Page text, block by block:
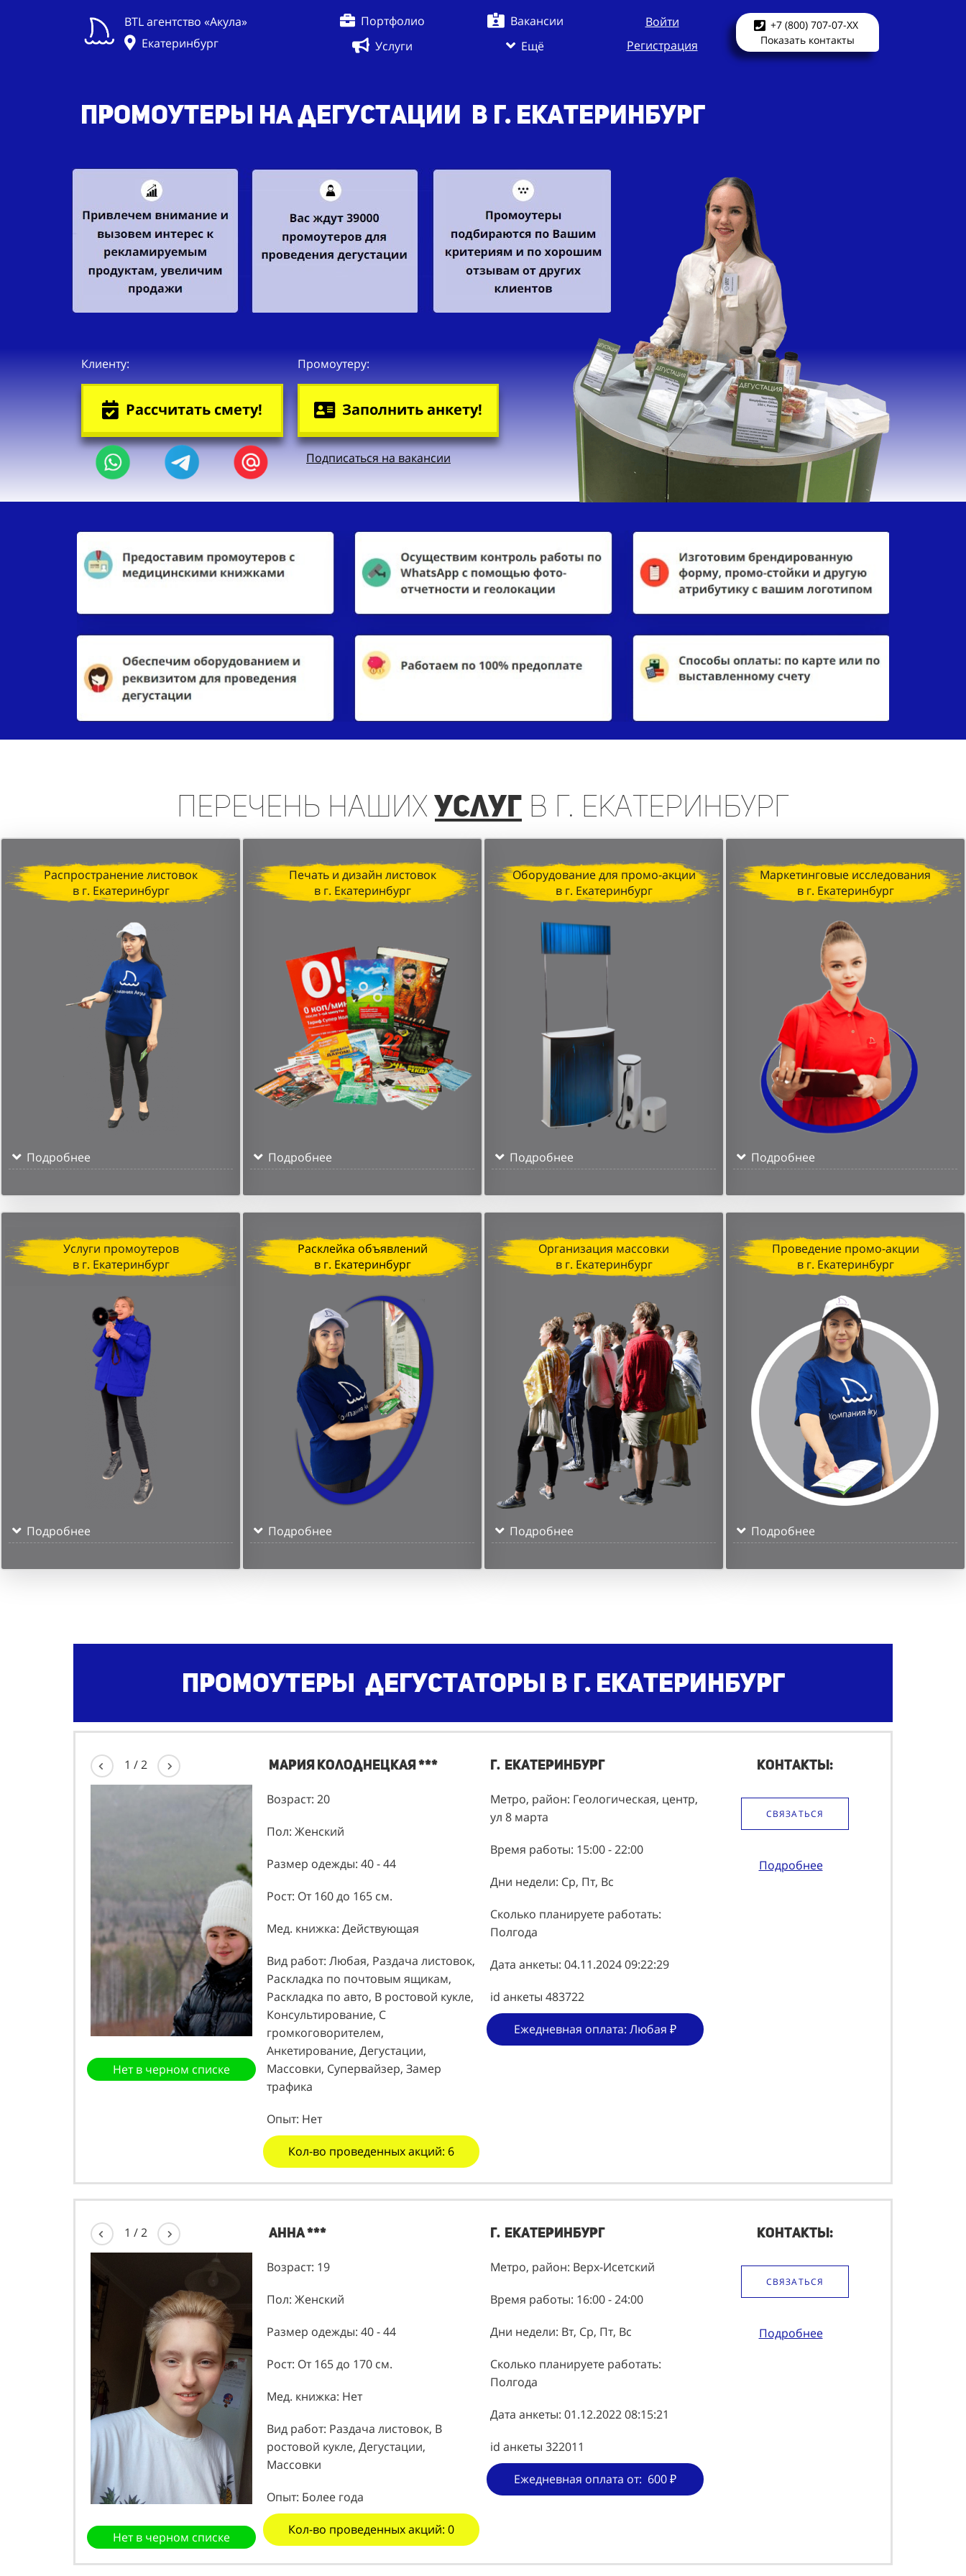
BTL агентство «Акула»
Екатеринбург
Портфолио
Вакансии
Услуги
Ещё
Войти
Регистрация
+7 (800) 707-07-XX
Показать контакты
Промоутеры на дегустации в г. Екатеринбург
Клиенту:
Рассчитать смету!
Промоутеру:
Заполнить анкету!
Подписаться на вакансии
Перечень нашихуслуг в г. Екатеринбург
Распространение листовок
в г. Екатеринбург
Подробнее
Печать и дизайн листовок
в г. Екатеринбург
Подробнее
Оборудование для промо-акции
в г. Екатеринбург
Подробнее
Маркетинговые исследования
в г. Екатеринбург
Подробнее
Услуги промоутеров
в г. Екатеринбург
Подробнее
Расклейка объявлений
в г. Екатеринбург
Подробнее
Организация массовки
в г. Екатеринбург
Подробнее
Проведение промо-акции
в г. Екатеринбург
Подробнее
Промоутеры дегустаторы в г. Екатеринбург
1 /2
Нет в черном списке
Мария Колоднецкая ***
Возраст: 20
Пол: Женский
Размер одежды: 40 - 44
Рост: От 160 до 165 см.
Мед. книжка: Действующая
Вид работ: Любая, Раздача листовок,
Раскладка по почтовым ящикам,
Раскладка по авто, В ростовой кукле,
Консультирование, С
громкоговорителем,
Анкетирование, Дегустации,
Массовки, Супервайзер, Замер
трафика
Опыт: Нет
Кол-во проведенных акций: 6
г. Екатеринбург
Метро, район: Геологическая, центр,
ул 8 марта
Время работы: 15:00 - 22:00
Дни недели: Ср, Пт, Вс
Сколько планируете работать:
Полгода
Дата анкеты: 04.11.2024 09:22:29
id анкеты 483722
Ежедневная оплата: Любая ₽
Контакты:
СВЯЗАТЬСЯ
Подробнее
1 /2
Нет в черном списке
Анна ***
Возраст: 19
Пол: Женский
Размер одежды: 40 - 44
Рост: От 165 до 170 см.
Мед. книжка: Нет
Вид работ: Раздача листовок, В
ростовой кукле, Дегустации,
Массовки
Опыт: Более года
Кол-во проведенных акций: 0
г. Екатеринбург
Метро, район: Верх-Исетский
Время работы: 16:00 - 24:00
Дни недели: Вт, Ср, Пт, Вс
Сколько планируете работать:
Полгода
Дата анкеты: 01.12.2022 08:15:21
id анкеты 322011
Ежедневная оплата от: 600 ₽
Контакты:
СВЯЗАТЬСЯ
Подробнее